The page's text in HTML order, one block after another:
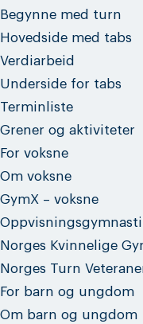
Begynne med turn
Hovedside med tabs
Verdiarbeid
Underside for tabs
Terminliste
Grener og aktiviteter
For voksne
Om voksne
GymX – voksne
Norges Kvinnelige
Norges Turn
For barn og ungdom
Om barn og ungdom